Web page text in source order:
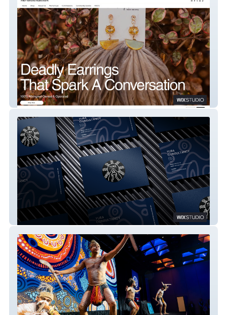
FNF Australia
Yura Consultancy